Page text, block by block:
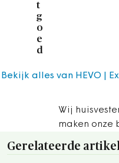
t
g
o
e
d
Wij
maken onze
Bekijk alles van HEVO |
Gerelateerde